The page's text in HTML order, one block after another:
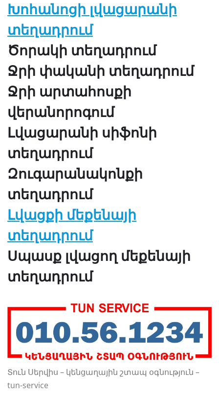
Խոհանոցի լվացարանի
տեղադրում
Ծորակի տեղադրում
Ջրի փականի տեղադրում
Ջրի արտահոսքի
վերանորոգում
Լվացարանի սիֆոնի
տեղադրում
Զուգարանակոնքի
տեղադրում
Լվացքի մեքենայի
տեղադրում
Սպասք լվացող մեքենայի
տեղադրում
Տուն Սերվիս – կենցաղային շտապ օգնություն –
tun-service